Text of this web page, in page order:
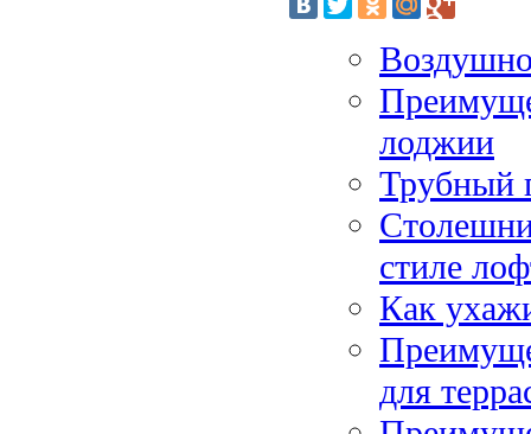
лоджии
Трубный
стиле
Как
для